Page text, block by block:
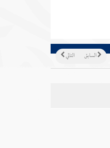
التالي السابق